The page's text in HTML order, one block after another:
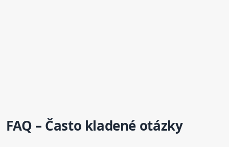
FAQ – Často kladené otázky